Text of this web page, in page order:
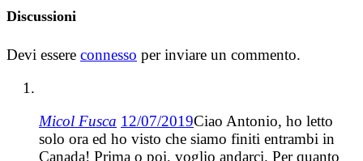
Discussioni
Devi essere connesso per inviare un commento.
Micol Fusca 12/07/2019Ciao Antonio, ho letto
solo ora ed ho visto che siamo finiti entrambi in
Canada! Prima o poi, voglio andarci. Per quanto